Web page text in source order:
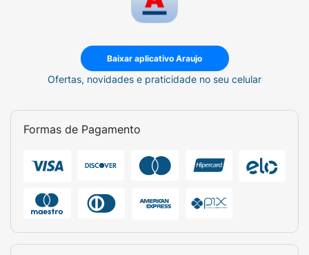
melhores resultados.
Ficha Técnica:
Marca:
Avon.
Tipo:Gel de Limpeza Facial.
Indicação:Todos os tipos de pele.
Baixar aplicativo Araujo
Ofertas, novidades e praticidade no seu celular
Formas de Pagamento